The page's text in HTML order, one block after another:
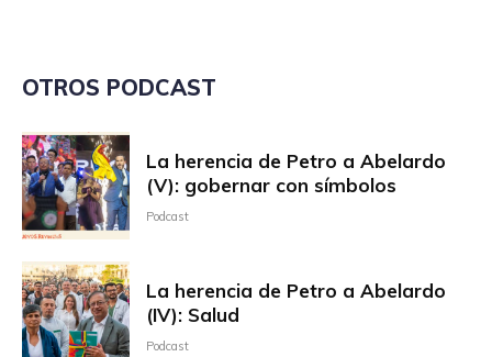
OTROS PODCAST
La herencia de Petro a Abelardo
(V): gobernar con símbolos
Podcast
La herencia de Petro a Abelardo
(IV): Salud
Podcast